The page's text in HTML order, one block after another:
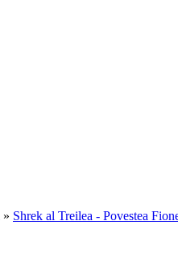
» Shrek al Treilea - Povestea